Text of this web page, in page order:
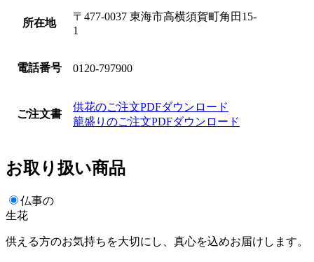
所在地
〒477-0037 東海市高横須賀町角田15-
1
電話番号 0120-797900
ご注文書
供花のご注文PDFダウンロード
籠盛りのご注文PDFダウンロード
お取り扱い商品
仏事の
生花
供える方のお気持ちを大切にし、真心を込めお届けします。